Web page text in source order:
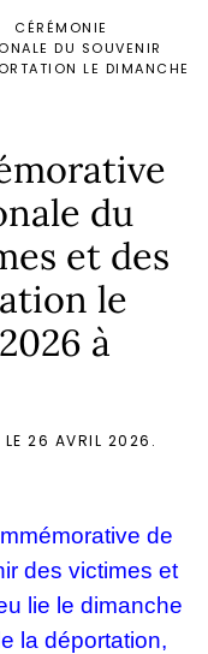
CÉRÉMONIE
DU SOUVENIR
LE DIMANCHE
du
et des
le
à
26 AVRIL 2026 .
de
des victimes et
lie le dimanche
la déportation,